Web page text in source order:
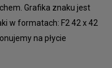
Grafika znaku jest
w formatach: F2 42 x 42
na płycie